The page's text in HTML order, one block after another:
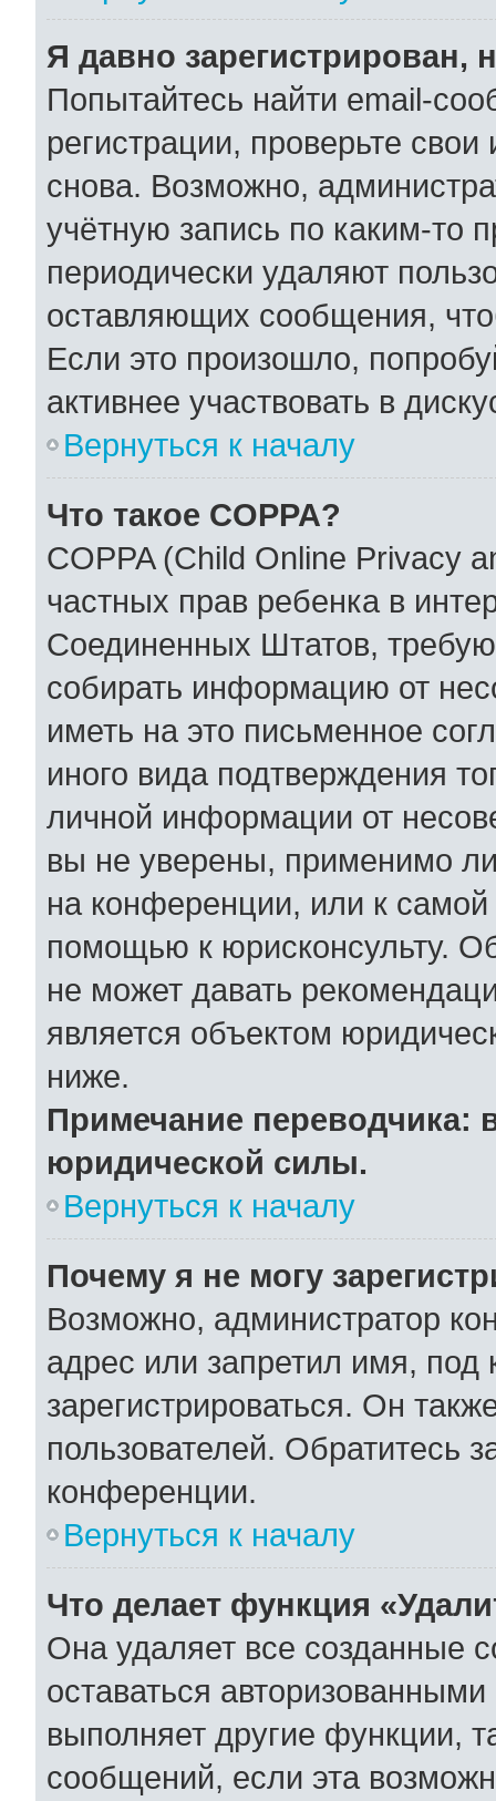
Я давно зарегистрирован,
Попытайтесь найти email-
регистрации, проверьте
снова. Возможно,
учётную запись по каким-то
периодически удаляют
оставляющих сообщения,
Если это произошло,
активнее участвовать в
Вернуться к началу
Что такое COPPA?
COPPA (Child Online Privacy
частных прав ребенка в
Соединенных Штатов,
собирать информацию от
иметь на это письменное
иного вида подтверждения
личной информации от
вы не уверены, применимо
на конференции, или к
помощью к юрисконсульту.
не может давать
является объектом
ниже.
Примечание переводчика:
юридической силы.
Вернуться к началу
Почему я не могу
Возможно, администратор
адрес или запретил имя,
зарегистрироваться. Он
пользователей. Обратитесь
конференции.
Вернуться к началу
Что делает функция
Она удаляет все созданные
оставаться
выполняет другие функции,
сообщений, если эта